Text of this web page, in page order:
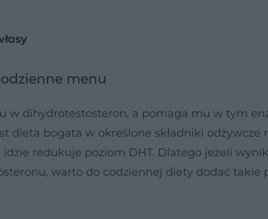
menu
w dihydrotestosteron, a pomaga mu w tym
dieta bogata w określone składniki odżywcze
redukuje poziom DHT. Dlatego jeżeli
warto do codziennej diety dodać takie